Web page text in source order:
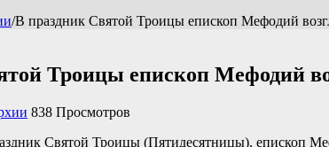
/В праздник Святой Троицы епископ Мефодий
Троицы епископ Мефодий
838 Просмотров
Святой Троицы (Пятидесятницы), епископ